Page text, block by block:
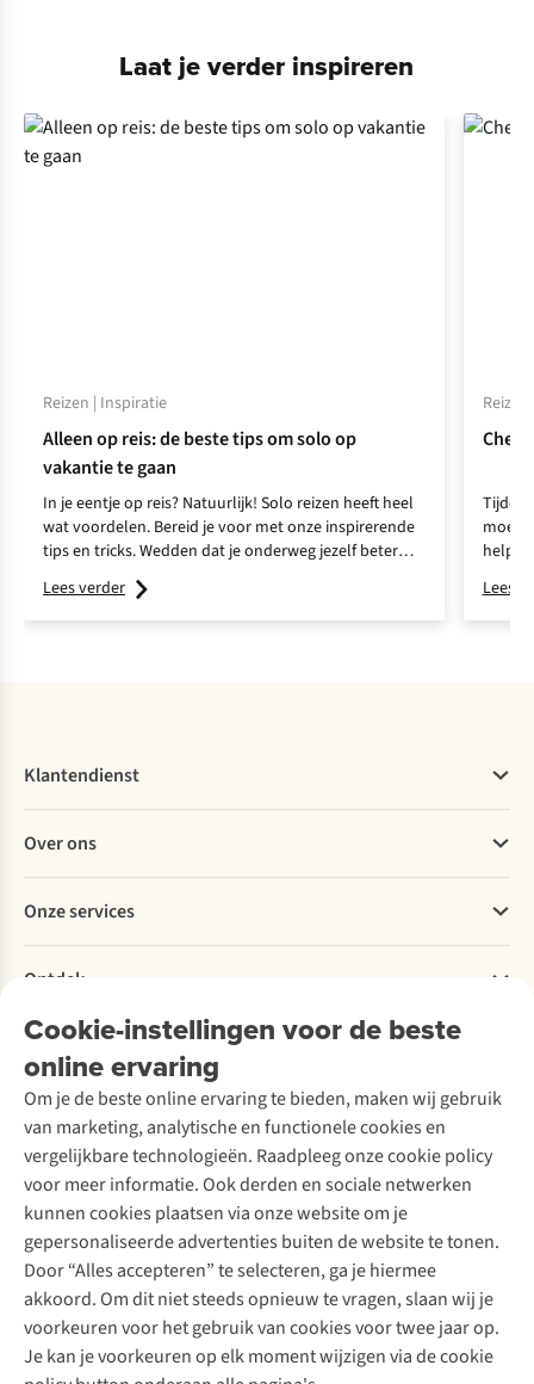
Laat je verder inspireren
Reizen | Inspiratie
Alleen op reis: de beste tips om solo op
vakantie te gaan
In je eentje op reis? Natuurlijk! Solo reizen heeft heel
wat voordelen. Bereid je voor met onze inspirerende
tips en tricks. Wedden dat je onderweg jezelf beter
leert kennen?
Lees verder
moet
helpt
Lees
Cookie-instellingen voor de beste
online ervaring
Om je de beste online ervaring te bieden, maken wij gebruik
van marketing, analytische en functionele cookies en
vergelijkbare technologieën. Raadpleeg onze cookie policy
voor meer informatie. Ook derden en sociale netwerken
kunnen cookies plaatsen via onze website om je
gepersonaliseerde advertenties buiten de website te tonen.
Door “Alles accepteren” te selecteren, ga je hiermee
akkoord. Om dit niet steeds opnieuw te vragen, slaan wij je
voorkeuren voor het gebruik van cookies voor twee jaar op.
Je kan je voorkeuren op elk moment wijzigen via de cookie
Klantendienst
Bestellen
Betalen
Levering
Retourneren
Bestelling herroepen
Garantie
Contact
Over ons
Explore More
Verantwoord ondernemen
Over Ayacucho
Onze winkels
Over A.S.Adventure
Toegankelijkheidsverklaring
Onze services
Ski-onderhoud
Wasservice
Schoenonderhoud
Schoenherstelling
Kledingherstelling
Retouches
Voor bedrijven
Ontdek
A.S.Magazine
Podcast
Explore Academy
Explore Camp
Gear Check
Inspiratie & advies
Meld je aan voor de nieuwsbrief
Follow us
Disclaimer Privacy Policy Algemene voorwaarden